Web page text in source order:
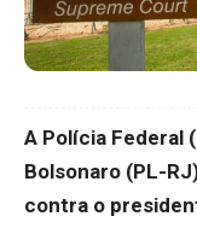
A Polícia Federal
Bolsonaro (PL-
contra o